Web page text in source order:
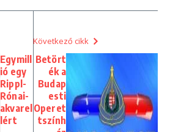
Egymill
ió egy
Rippl-
Rónai-
akvarel
lért
Következő cikk
Betört
ék a
Budap
esti
Operet
tszính